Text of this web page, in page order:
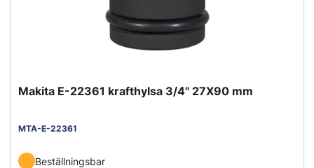
Makita E-22361 krafthylsa 3/4" 27X90 mm
MTA-E-22361
Beställningsbar